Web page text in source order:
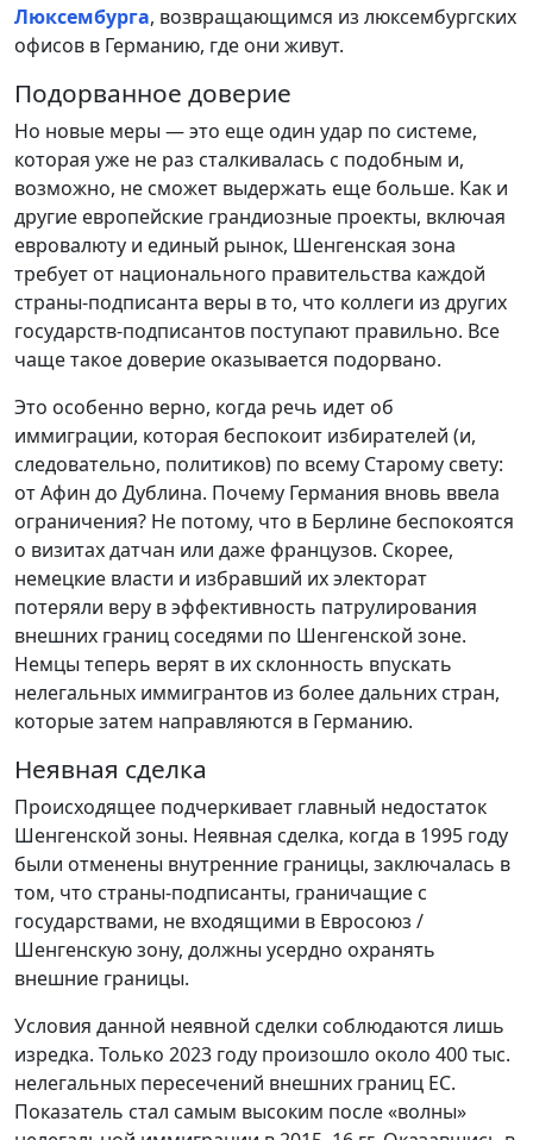
Люксембурга, возвращающимся из люксембургских
офисов в Германию, где они живут.
Подорванное доверие
Но новые меры — это еще один удар по системе,
которая уже не раз сталкивалась с подобным и,
возможно, не сможет выдержать еще больше. Как и
другие европейские грандиозные проекты, включая
евровалюту и единый рынок, Шенгенская зона
требует от национального правительства каждой
страны-подписанта веры в то, что коллеги из других
государств-подписантов поступают правильно. Все
чаще такое доверие оказывается подорвано.
Это особенно верно, когда речь идет об
иммиграции, которая беспокоит избирателей (и,
следовательно, политиков) по всему Старому свету:
от Афин до Дублина. Почему Германия вновь ввела
ограничения? Не потому, что в Берлине беспокоятся
о визитах датчан или даже французов. Скорее,
немецкие власти и избравший их электорат
потеряли веру в эффективность патрулирования
внешних границ соседями по Шенгенской зоне.
Немцы теперь верят в их склонность впускать
нелегальных иммигрантов из более дальних стран,
которые затем направляются в Германию.
Неявная сделка
Происходящее подчеркивает главный недостаток
Шенгенской зоны. Неявная сделка, когда в 1995 году
были отменены внутренние границы, заключалась в
том, что страны-подписанты, граничащие с
государствами, не входящими в Евросоюз /
Шенгенскую зону, должны усердно охранять
внешние границы.
Условия данной неявной сделки соблюдаются лишь
изредка. Только 2023 году произошло около 400 тыс.
нелегальных пересечений внешних границ ЕС.
Показатель стал самым высоким после «волны»